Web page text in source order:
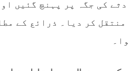
طور پر حادثے کی جگہ پر پہنچ
کر دیا۔ ذرائع کے